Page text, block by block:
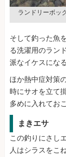
ランドリーボッ
そして釣った魚
る洗濯用のラン
派なイケスになる
ほか熱中症対策
時にサオを立て
多めに入れておこ
まきエサ
この釣りにさし
人はシラスをこ